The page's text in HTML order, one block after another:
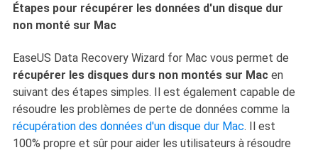
Étapes pour récupérer les données d'un disque dur
non monté sur Mac
EaseUS Data Recovery Wizard for Mac vous permet de
récupérer les disques durs non montés sur Mac en
suivant des étapes simples. Il est également capable de
résoudre les problèmes de perte de données comme la
récupération des données d'un disque dur Mac. Il est
100% propre et sûr pour aider les utilisateurs à résoudre